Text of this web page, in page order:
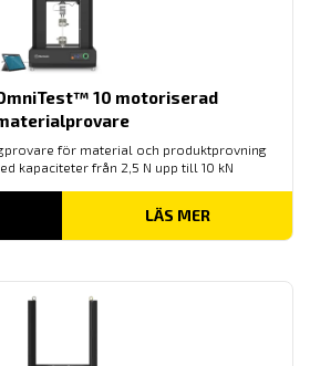
10 motoriserad
för material och produktprovning
kapaciteter från 2,5 N upp till 10 kN
LÄS MER